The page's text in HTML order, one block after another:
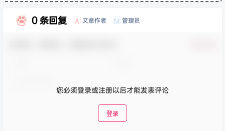
0 条回复 A 文章作者 M 管理员
您必须登录或注册以后才能发表评论
登录